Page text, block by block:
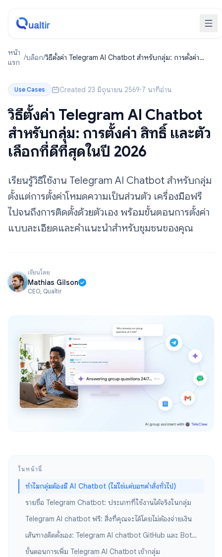
หน้า
แรก
/บล็อก/วิธีตั้งค่า Telegram AI Chatbot สำหรับกลุ่ม: การตั้งค่า
Use Cases Created 23 มิถุนายน 2569·7 นาทีอ่าน
วิธีตั้งค่า Telegram AI Chatbot
สำหรับกลุ่ม: การตั้งค่า สิทธิ์ และตัว
เลือกที่ดีที่สุดในปี 2026
เรียนรู้วิธีใช้งาน Telegram AI Chatbot สำหรับกลุ่ม
ตั้งแต่การตั้งค่าโหมดความเป็นส่วนตัว เครื่องมือฟรี
ไปจนถึงการติดตั้งด้วยตัวเอง พร้อมขั้นตอนการตั้งค่า
แบบละเอียดและคำแนะนำสำหรับชุมชนของคุณ
เขียนโดย
Mathias Gilson
CEO, Qualtir
ในหน้านี้
ทำไมกลุ่มต้องมี AI Chatbot (ไม่ใช่แค่บอทคำสั่งทั่วไป)
รายชื่อ Telegram Chatbot: ประเภทที่ใช้งานได้จริงในกลุ่ม
Telegram AI chatbot ฟรี: สิ่งที่คุณจะได้โดยไม่ต้องจ่ายเงิน
เส้นทางติดตั้งเอง: Telegram AI chatbot GitHub และ BotFather
ขั้นตอนการเพิ่ม Telegram AI Chatbot เข้ากลุ่ม